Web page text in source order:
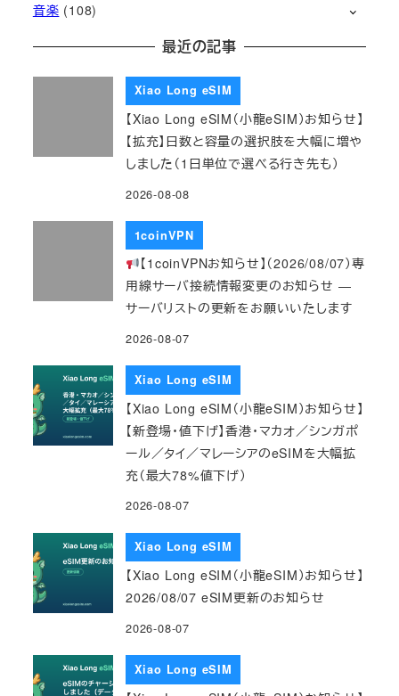
音楽 (108)
最近の記事
Xiao Long eSIM
【Xiao Long eSIM（小龍eSIM）お知らせ】
【拡充】日数と容量の選択肢を大幅に増や
しました（1日単位で選べる行き先も）
2026-08-08
1coinVPN
【1coinVPNお知らせ】（2026/08/07）専
用線サーバ接続情報変更のお知らせ ―
サーバリストの更新をお願いいたします
2026-08-07
Xiao Long eSIM
【Xiao Long eSIM（小龍eSIM）お知らせ】
【新登場・値下げ】香港・マカオ／シンガポ
ール／タイ／マレーシアのeSIMを大幅拡
充（最大78%値下げ）
2026-08-07
Xiao Long eSIM
【Xiao Long eSIM（小龍eSIM）お知らせ】
2026/08/07 eSIM更新のお知らせ
2026-08-07
Xiao Long eSIM